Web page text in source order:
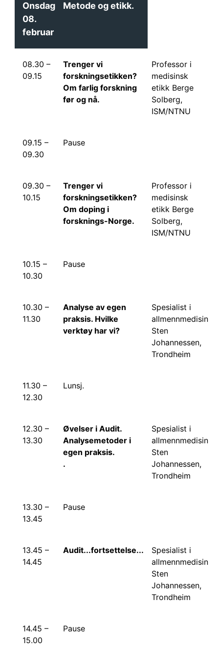
Onsdag
08.
februar
Metode og etikk.
08.30 –
09.15
Trenger vi
forskningsetikken?
Om farlig forskning
før og nå.
Professor i
medisinsk
etikk Berge
Solberg,
ISM/NTNU
09.15 –
09.30
Pause
09.30 –
10.15
Trenger vi
forskningsetikken?
Om doping i
forsknings-Norge.
Professor i
medisinsk
etikk Berge
Solberg,
ISM/NTNU
10.15 –
10.30
Pause
10.30 –
11.30
Analyse av egen
praksis. Hvilke
verktøy har vi?
Spesialist i
allmennmedisin
Sten
Johannessen,
Trondheim
11.30 –
12.30
Lunsj.
12.30 –
13.30
Øvelser i Audit.
Analysemetoder i
egen praksis.
.
Spesialist i
allmennmedisin
Sten
Johannessen,
Trondheim
13.30 –
13.45
Pause
13.45 –
14.45
Audit...fortsettelse...
Spesialist i
allmennmedisin
Sten
Johannessen,
Trondheim
14.45 –
15.00
Pause